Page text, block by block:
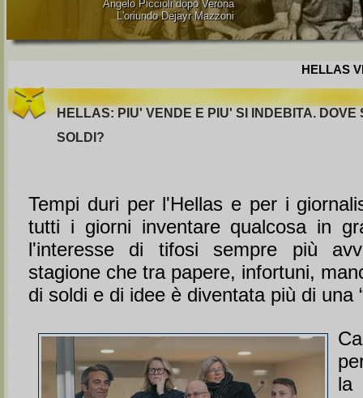
Angelo Piccioli dopo Verona
L'oriundo Dejayr Mazzoni
HELLAS
HELLAS: PIU' VENDE E PIU' SI INDEBITA. DOVE
SOLDI?
Tempi duri per l'Hellas e per i
tutti i giorni inventare qualcosa in
l'interesse di tifosi sempre più
stagione che tra papere, infortuni,
di soldi e di idee è diventata più di una